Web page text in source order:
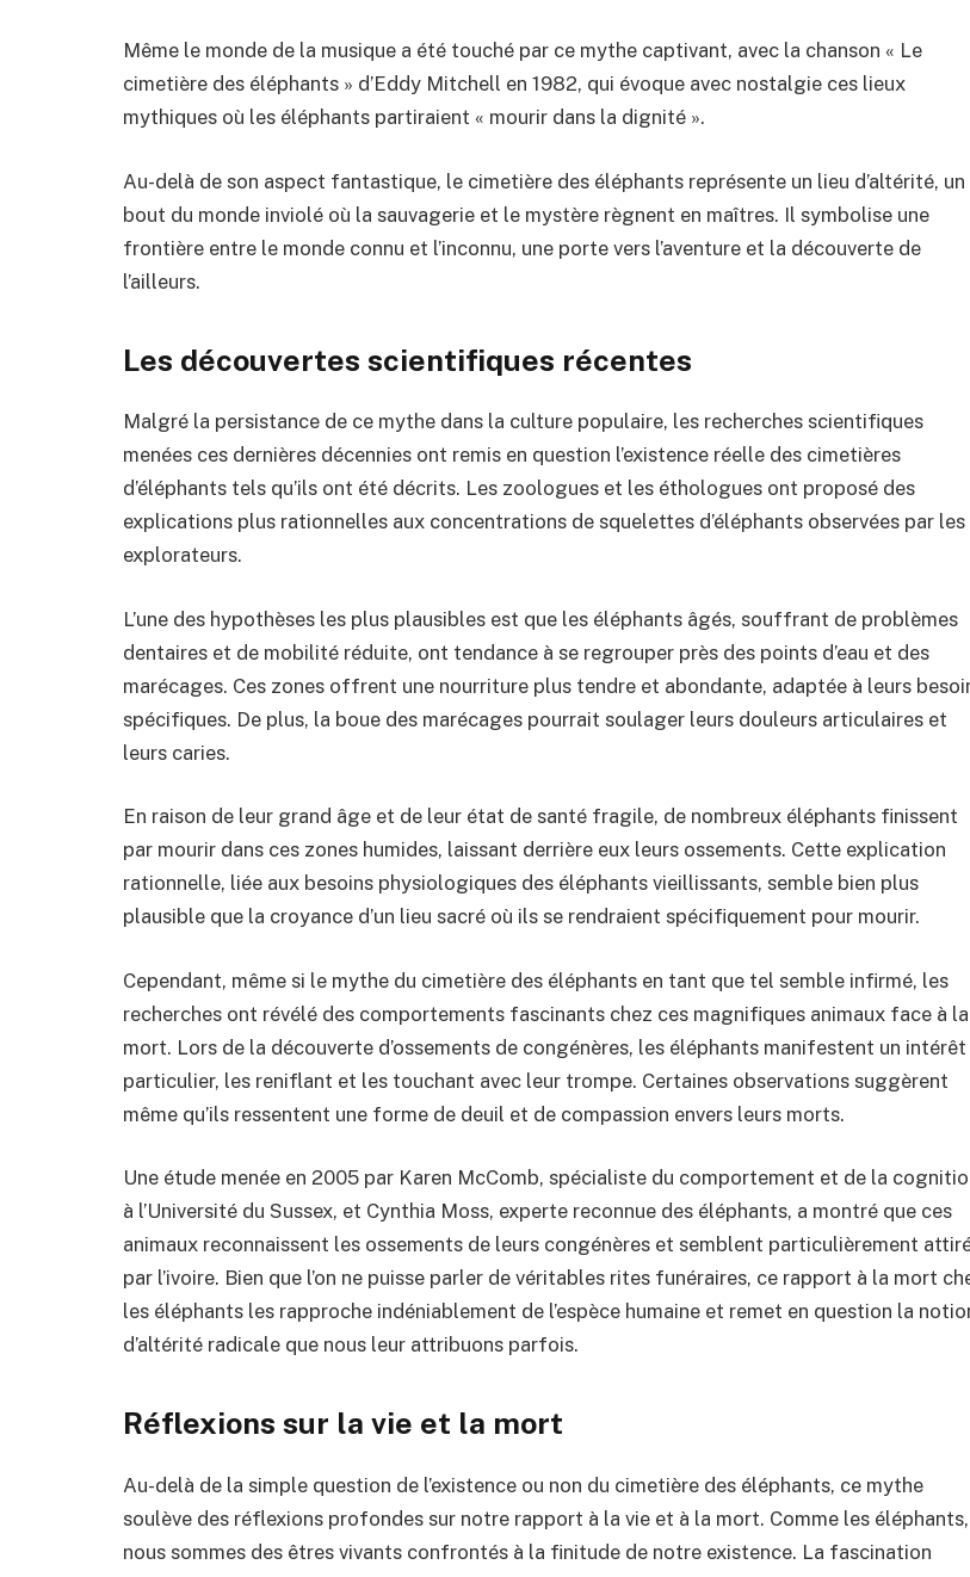
Même le monde de la musique a été touché par ce mythe captivant, avec la chanson « Le
cimetière des éléphants » d’Eddy Mitchell en 1982, qui évoque avec nostalgie ces lieux
mythiques où les éléphants partiraient « mourir dans la dignité ».
Au-delà de son aspect fantastique, le cimetière des éléphants représente un lieu d’altérité, un
bout du monde inviolé où la sauvagerie et le mystère règnent en maîtres. Il symbolise une
frontière entre le monde connu et l’inconnu, une porte vers l’aventure et la découverte de
l’ailleurs.
Les découvertes scientifiques récentes
Malgré la persistance de ce mythe dans la culture populaire, les recherches scientifiques
menées ces dernières décennies ont remis en question l’existence réelle des cimetières
d’éléphants tels qu’ils ont été décrits. Les zoologues et les éthologues ont proposé des
explications plus rationnelles aux concentrations de squelettes d’éléphants observées par les
explorateurs.
L’une des hypothèses les plus plausibles est que les éléphants âgés, souffrant de problèmes
dentaires et de mobilité réduite, ont tendance à se regrouper près des points d’eau et des
marécages. Ces zones offrent une nourriture plus tendre et abondante, adaptée à leurs
spécifiques. De plus, la boue des marécages pourrait soulager leurs douleurs articulaires et
leurs caries.
En raison de leur grand âge et de leur état de santé fragile, de nombreux éléphants finissent
par mourir dans ces zones humides, laissant derrière eux leurs ossements. Cette explication
rationnelle, liée aux besoins physiologiques des éléphants vieillissants, semble bien plus
plausible que la croyance d’un lieu sacré où ils se rendraient spécifiquement pour mourir.
Cependant, même si le mythe du cimetière des éléphants en tant que tel semble infirmé, les
recherches ont révélé des comportements fascinants chez ces magnifiques animaux face à la
mort. Lors de la découverte d’ossements de congénères, les éléphants manifestent un intérêt
particulier, les reniflant et les touchant avec leur trompe. Certaines observations suggèrent
même qu’ils ressentent une forme de deuil et de compassion envers leurs morts.
Une étude menée en 2005 par Karen McComb, spécialiste du comportement et de la
à l’Université du Sussex, et Cynthia Moss, experte reconnue des éléphants, a montré que ces
animaux reconnaissent les ossements de leurs congénères et semblent particulièrement
par l’ivoire. Bien que l’on ne puisse parler de véritables rites funéraires, ce rapport à la mort
les éléphants les rapproche indéniablement de l’espèce humaine et remet en question la
d’altérité radicale que nous leur attribuons parfois.
Réflexions sur la vie et la mort
Au-delà de la simple question de l’existence ou non du cimetière des éléphants, ce mythe
soulève des réflexions profondes sur notre rapport à la vie et à la mort. Comme les éléphants,
nous sommes des êtres vivants confrontés à la finitude de notre existence. La fascination